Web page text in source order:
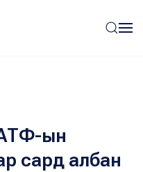
ын
сард албан